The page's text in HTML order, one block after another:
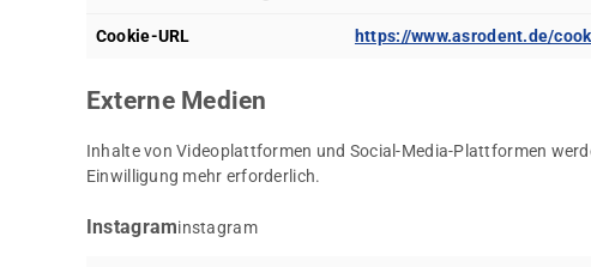
Cookie-URL https://www.asrodent.de/
Externe Medien
Inhalte von Videoplattformen und Social-Media-Plattformen
Einwilligung mehr erforderlich.
Instagraminstagram